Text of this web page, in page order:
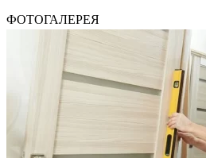
ФОТОГАЛЕРЕЯ